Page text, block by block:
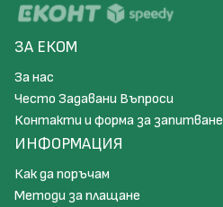
ЗА ЕКОМ
За нас
Често Задавани Въпроси
Контакти и форма за запитване
ИНФОРМАЦИЯ
Как да поръчам
Методи за плащане